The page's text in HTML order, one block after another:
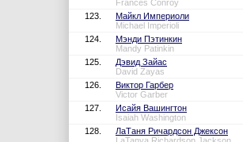
Frances Conroy
123.
Майкл Империоли
Michael Imperioli
124.
Мэнди Пэтинкин
Mandy Patinkin
125.
Дэвид Зайас
David Zayas
126.
Виктор Гарбер
Victor Garber
127.
Исайя Вашингтон
Isaiah Washington
128.
ЛаТаня Ричардсон Джексон